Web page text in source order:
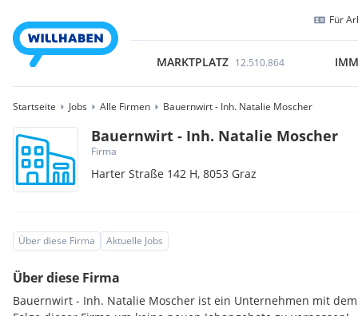
Für
MARKTPLATZ 12.510.864
Startseite Jobs Alle Firmen Bauernwirt - Inh. Natalie Moscher
Bauernwirt - Inh. Natalie Moscher
Firma
Harter Straße 142 H,8053 Graz
Über diese Firma Aktuelle Jobs
Über diese Firma
Bauernwirt - Inh. Natalie Moscher ist ein Unternehmen mit